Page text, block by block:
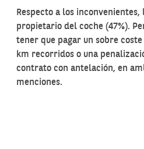
Respecto a los
propietario del coche (47%).
tener que pagar un sobre
km recorridos o una
contrato con antelación, en
menciones.